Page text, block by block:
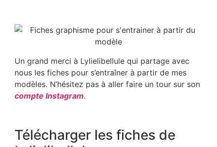
Un grand merci à Lylielibellule qui partage avec
nous les fiches pour s’entraîner à partir de mes
modèles. N’hésitez pas à aller faire un tour sur son
compte Instagram.
Télécharger les fiches de